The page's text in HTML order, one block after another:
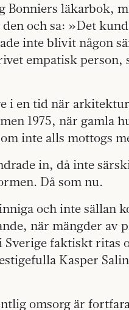
Bonniers läkarbok,
och sa: »Det
inte blivit någon
empatisk person,
i en tid när
1975, när gamla
inte alls mottogs
in, då inte
Då som nu.
och inte sällan
när mängder av
faktiskt ritas
Kasper
omsorg är